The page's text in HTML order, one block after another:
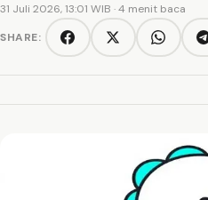
31 Juli 2026, 13:01 WIB · 4 menit baca
SHARE:
FacebookTwitter/X